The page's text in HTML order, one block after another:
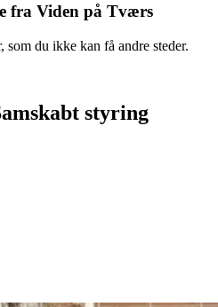
fra Viden på Tværs
du ikke kan få andre steder.
styring